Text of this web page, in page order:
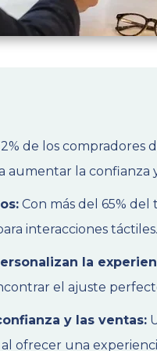
de los compradores
la confianza
Con más del 65%
interacciones táctiles.
la
el ajuste
y las ventas:
ofrecer una